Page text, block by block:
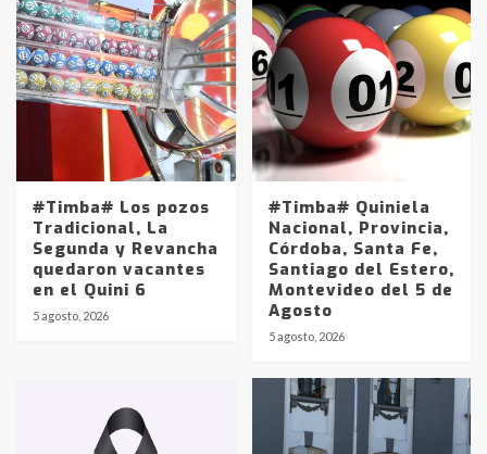
#Timba# Los pozos
Tradicional, La
Segunda y Revancha
quedaron vacantes
en el Quini 6
5 agosto, 2026
#Timba# Quiniela
Nacional, Provincia,
Córdoba, Santa Fe,
Santiago del Estero,
Montevideo del 5 de
Agosto
5 agosto, 2026
Identidad de los adolescentes
pampeanos que fueron
en la mañana del lunes